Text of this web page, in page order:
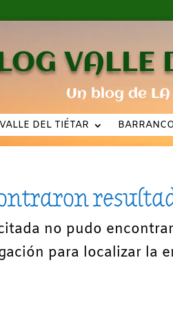
VALLE
Un blog de
VALLE DEL TIÉTAR
no pudo
para localizar la